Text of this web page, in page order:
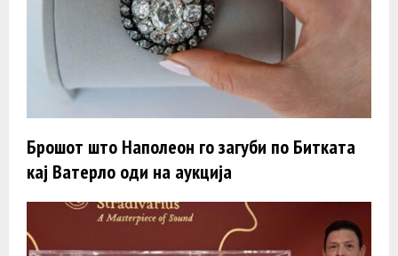
Брошот што Наполеон го загуби по Битката
каj Ватерло оди на аукција